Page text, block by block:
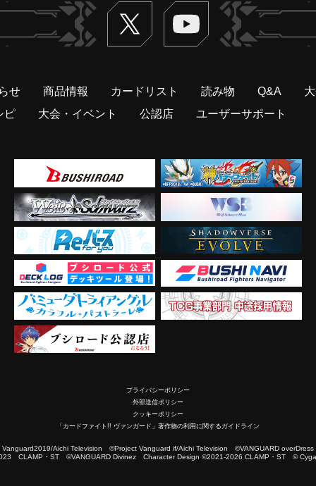
Twitter ヴァンガードch
せ 商品情報 カードリスト 読み物 Q&A
ピ
大会・イベント 公認店 ユーザーサポート
プライバシーポリシー
外部送信ポリシー
クッキーポリシー
「カードファイト!! ヴァンガード」著作物の利用に関するガイドライン
Aichi Television ©Project Vanguard if/Aichi Television ©VANGUARD
CLAMP・ST ©VANGUARD Divinez Character Design ©2021-2026 CLAMP・ST ©